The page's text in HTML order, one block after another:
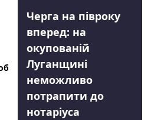
Черга на півроку
вперед: на
окупованій
Луганщині
неможливо
потрапити до
нотаріуса